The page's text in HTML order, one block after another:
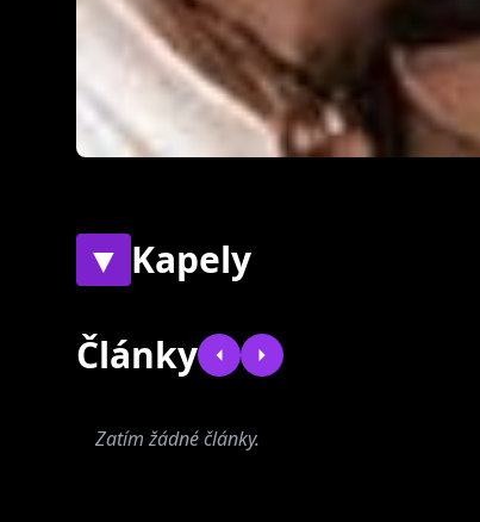
▼ Kapely
Současné Bývalé
Články
Zatím žádné články.